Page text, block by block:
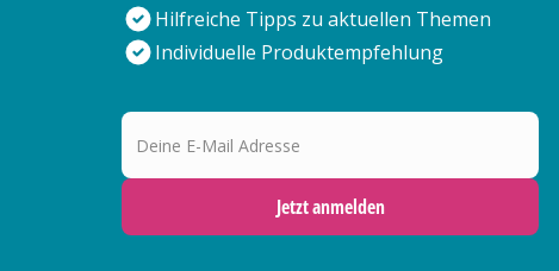
Hilfreiche Tipps zu aktuellen Themen
Individuelle Produktempfehlung
Deine E-Mail Adresse
Jetzt anmelden